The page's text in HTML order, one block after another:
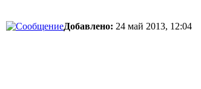
Добавлено: 24 май 2013, 12:04